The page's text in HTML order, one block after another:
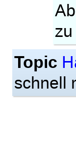
Topic
schnell